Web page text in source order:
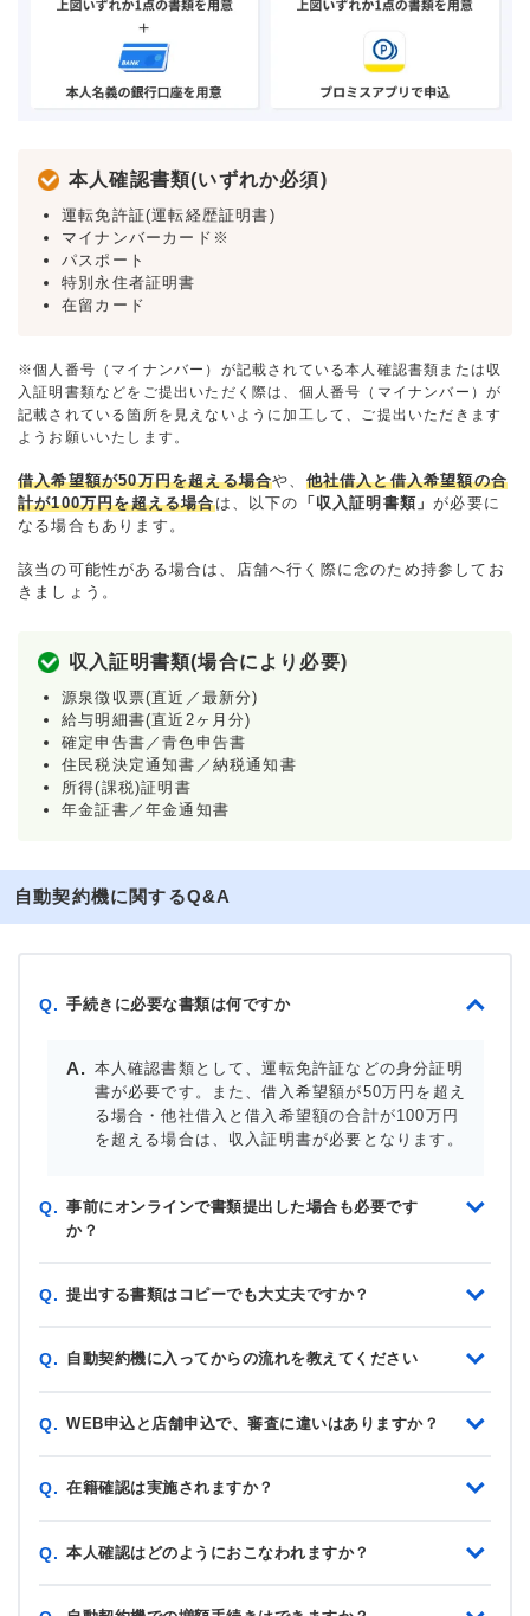
本人確認書類(いずれか必須)
運転免許証(運転経歴証明書)
マイナンバーカード※
パスポート
特別永住者証明書
在留カード
※個人番号（マイナンバー）が記載されている本人確認書類または収
入証明書類などをご提出いただく際は、個人番号（マイナンバー）が
記載されている箇所を見えないように加工して、ご提出いただきます
ようお願いいたします。
借入希望額が50万円を超える場合や、 他社借入と借入希望額の合
計が100万円を超える場合は、以下の 「収入証明書類」が必要に
なる場合もあります。
該当の可能性がある場合は、店舗へ行く際に念のため持参してお
きましょう。
収入証明書類(場合により必要)
源泉徴収票(直近／最新分)
給与明細書(直近2ヶ月分)
確定申告書／青色申告書
住民税決定通知書／納税通知書
所得(課税)証明書
年金証書／年金通知書
自動契約機に関するQ&A
Q. 手続きに必要な書類は何ですか
本人確認書類として、運転免許証などの身分証明
書が必要です。また、借入希望額が50万円を超え
る場合・他社借入と借入希望額の合計が100万円
を超える場合は、収入証明書が必要となります。
Q. 事前にオンラインで書類提出した場合も必要です
か？
Q. 提出する書類はコピーでも大丈夫ですか？
Q. 自動契約機に入ってからの流れを教えてください
Q. WEB申込と店舗申込で、審査に違いはありますか？
Q. 在籍確認は実施されますか？
Q. 本人確認はどのようにおこなわれますか？